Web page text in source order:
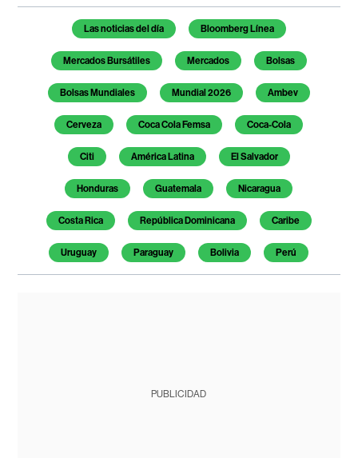
Temas de este artículo
Las noticias del día Bloomberg Línea
Mercados Bursátiles Mercados Bolsas
Bolsas Mundiales Mundial 2026 Ambev
Cerveza Coca Cola Femsa Coca-Cola
Citi América Latina El Salvador
Honduras Guatemala Nicaragua
Costa Rica República Dominicana Caribe
Uruguay Paraguay Bolivia Perú
PUBLICIDAD